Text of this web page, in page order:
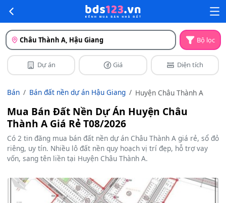
Châu Thành A, Hậu Giang Bộ lọc
Dự án Giá Diện tích
Bán Bán đất nền dự án Hậu Giang Huyện Châu Thành A
Mua Bán Đất Nền Dự Án Huyện Châu
Thành A Giá Rẻ T08/2026
Có 2 tin đăng mua bán đất nền dự án Châu Thành A giá rẻ, sổ đỏ
riêng, uy tín. Nhiều lô đất nền quy hoạch vị trí đẹp, hỗ trợ vay
vốn, sang tên liền tại Huyện Châu Thành A.